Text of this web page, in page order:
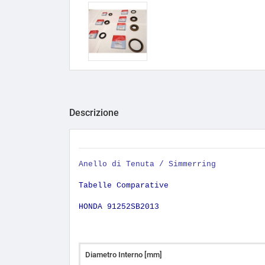
Descrizione
Anello di Tenuta / Simmerring
Tabelle Comparative
HONDA 91252SB2013
Diametro Interno [mm]